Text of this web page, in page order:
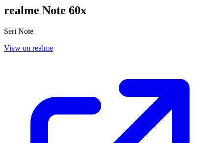
realme Note 60x
Seri Note
View on realme